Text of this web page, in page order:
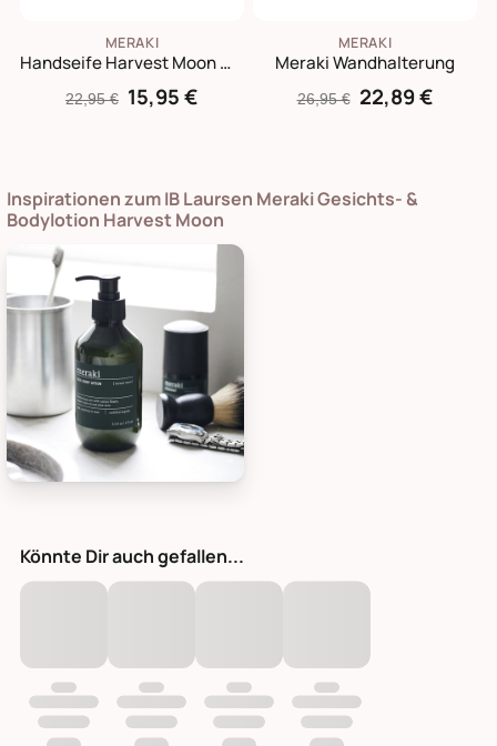
MERAKI
Handseife Harvest Moon Men
22,95 € 15,95 €
MERAKI
Meraki Wandhalterung
26,95 € 22,89 €
Inspirationen zum IB Laursen Meraki Gesichts- &
Bodylotion Harvest Moon
Könnte Dir auch gefallen...